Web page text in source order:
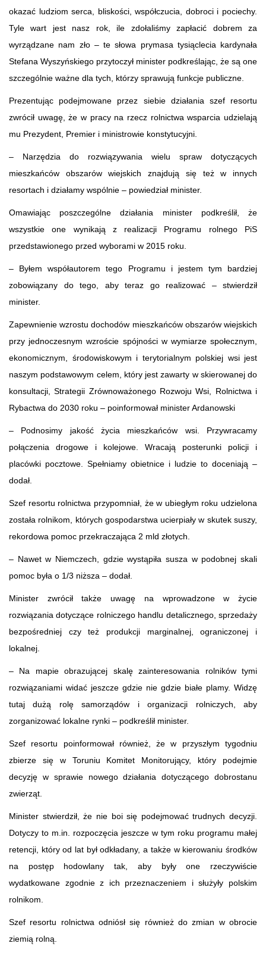
okazać ludziom serca, bliskości, współczucia, dobroci i pociechy.
Tyle wart jest nasz rok, ile zdołaliśmy zapłacić dobrem za
wyrządzane nam zło – te słowa prymasa tysiąclecia kardynała
Stefana Wyszyńskiego przytoczył minister podkreślając, że są one
szczególnie ważne dla tych, którzy sprawują funkcje publiczne.
Prezentując podejmowane przez siebie działania szef resortu
zwrócił uwagę, że w pracy na rzecz rolnictwa wsparcia udzielają
mu Prezydent, Premier i ministrowie konstytucyjni.
– Narzędzia do rozwiązywania wielu spraw dotyczących
mieszkańców obszarów wiejskich znajdują się też w innych
resortach i działamy wspólnie – powiedział minister.
Omawiając poszczególne działania minister podkreślił, że
wszystkie one wynikają z realizacji Programu rolnego PiS
przedstawionego przed wyborami w 2015 roku.
– Byłem współautorem tego Programu i jestem tym bardziej
zobowiązany do tego, aby teraz go realizować – stwierdził
minister.
Zapewnienie wzrostu dochodów mieszkańców obszarów wiejskich
przy jednoczesnym wzroście spójności w wymiarze społecznym,
ekonomicznym, środowiskowym i terytorialnym polskiej wsi jest
naszym podstawowym celem, który jest zawarty w skierowanej do
konsultacji, Strategii Zrównoważonego Rozwoju Wsi, Rolnictwa i
Rybactwa do 2030 roku – poinformował minister Ardanowski
– Podnosimy jakość życia mieszkańców wsi. Przywracamy
połączenia drogowe i kolejowe. Wracają posterunki policji i
placówki pocztowe. Spełniamy obietnice i ludzie to doceniają –
dodał.
Szef resortu rolnictwa przypomniał, że w ubiegłym roku udzielona
została rolnikom, których gospodarstwa ucierpiały w skutek suszy,
rekordowa pomoc przekraczająca 2 mld złotych.
– Nawet w Niemczech, gdzie wystąpiła susza w podobnej skali
pomoc była o 1/3 niższa – dodał.
Minister zwrócił także uwagę na wprowadzone w życie
rozwiązania dotyczące rolniczego handlu detalicznego, sprzedaży
bezpośredniej czy też produkcji marginalnej, ograniczonej i
lokalnej.
– Na mapie obrazującej skalę zainteresowania rolników tymi
rozwiązaniami widać jeszcze gdzie nie gdzie białe plamy. Widzę
tutaj dużą rolę samorządów i organizacji rolniczych, aby
zorganizować lokalne rynki – podkreślił minister.
Szef resortu poinformował również, że w przyszłym tygodniu
zbierze się w Toruniu Komitet Monitorujący, który podejmie
decyzję w sprawie nowego działania dotyczącego dobrostanu
zwierząt.
Minister stwierdził, że nie boi się podejmować trudnych decyzji.
Dotyczy to m.in. rozpoczęcia jeszcze w tym roku programu małej
retencji, który od lat był odkładany, a także w kierowaniu środków
na postęp hodowlany tak, aby były one rzeczywiście
wydatkowane zgodnie z ich przeznaczeniem i służyły polskim
rolnikom.
Szef resortu rolnictwa odniósł się również do zmian w obrocie
ziemią rolną.